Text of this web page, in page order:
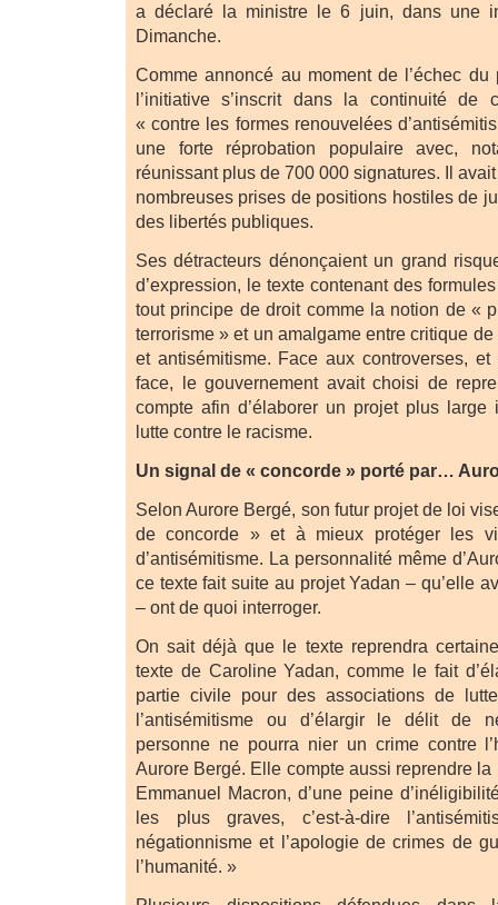
a déclaré la ministre le 6 juin, dans une
Dimanche.
Comme annoncé au moment de l’échec
l’initiative s’inscrit dans la continuité de
« contre les formes renouvelées
une forte réprobation populaire avec,
réunissant plus de 700 000 signatures. Il
nombreuses prises de positions hostiles de
des libertés publiques.
Ses détracteurs dénonçaient un grand
d’expression, le texte contenant des
tout principe de droit comme la notion de «
terrorisme » et un amalgame entre critique
et antisémitisme. Face aux controverses,
face, le gouvernement avait choisi de
compte afin d’élaborer un projet plus large
lutte contre le racisme.
Un signal de « concorde » porté par…
Selon Aurore Bergé, son futur projet de loi
de concorde » et à mieux protéger les
d’antisémitisme. La personnalité même
ce texte fait suite au projet Yadan – qu’elle
– ont de quoi interroger.
On sait déjà que le texte reprendra
texte de Caroline Yadan, comme le fait
partie civile pour des associations de
l’antisémitisme ou d’élargir le délit de
personne ne pourra nier un crime contre
Aurore Bergé. Elle compte aussi reprendre
Emmanuel Macron, d’une peine
les plus graves, c’est-à-dire
négationnisme et l’apologie de crimes de
l’humanité. »